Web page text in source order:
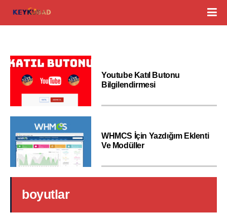
Youtube Katıl Butonu
Bilgilendirmesi
WHMCS İçin Yazdığım Eklenti
Ve Modüller
boyutlar